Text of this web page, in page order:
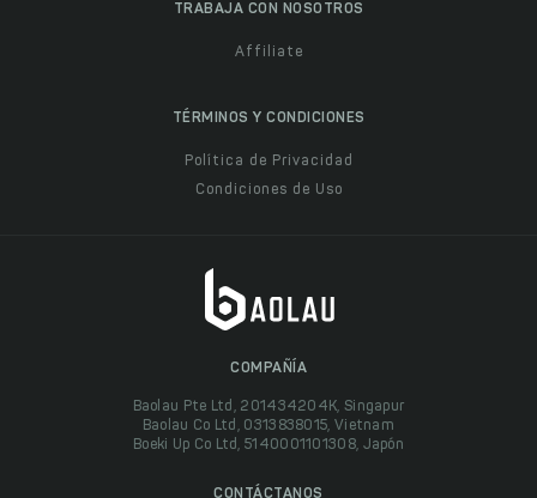
TRABAJA CON NOSOTROS
Affiliate
TÉRMINOS Y CONDICIONES
Política de Privacidad
Condiciones de Uso
COMPAÑÍA
Baolau Pte Ltd, 201434204K, Singapur
Baolau Co Ltd, 0313838015, Vietnam
Boeki Up Co Ltd, 5140001101308, Japón
CONTÁCTANOS